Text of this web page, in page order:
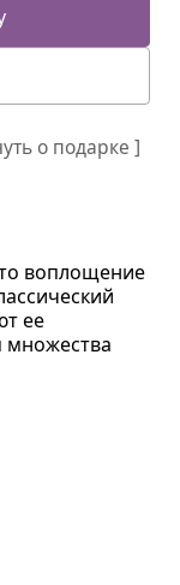
о подарке ]
воплощение
ее
множества